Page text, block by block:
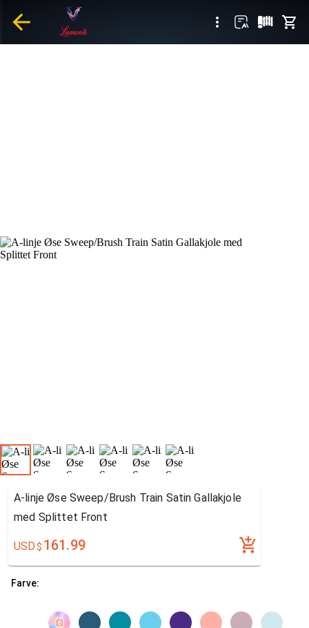
A-linje Øse Sweep/Brush Train Satin Gallakjole
med Splittet Front
USD$ 161.99
Farve: